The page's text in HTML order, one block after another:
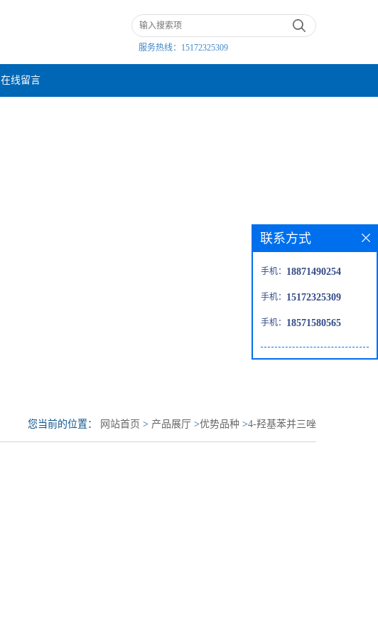
服务热线： 15172325309
在线留言
您当前的位置： 网站首页 > 产品展厅 >优势品种 >4-羟基苯并三唑
联系方式
手机： 18871490254
手机： 15172325309
手机： 18571580565